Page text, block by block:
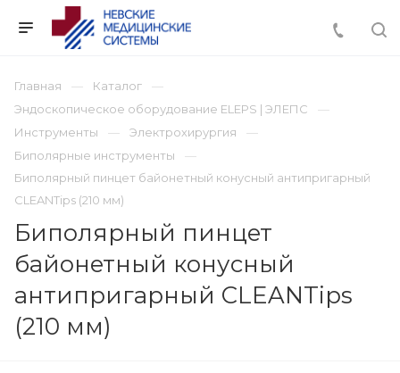
Главная
Каталог
Эндоскопическое оборудование ELEPS | ЭЛЕПС
Инструменты
Электрохирургия
Биполярные инструменты
Биполярный пинцет байонетный конусный антипригарный
CLEANTips (210 мм)
Биполярный пинцет
байонетный конусный
антипригарный CLEANTips
(210 мм)